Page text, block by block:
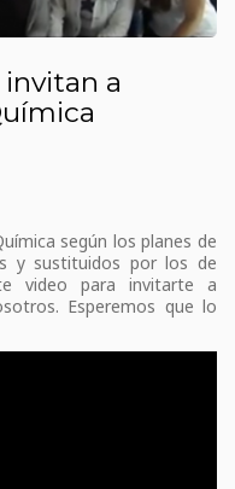
a
según los planes de
y sustituidos por los de
video para invitarte a
Esperemos que lo